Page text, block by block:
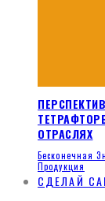
ОТРАСЛЯХ
Бесконечная
Продукция
СДЕЛАЙ